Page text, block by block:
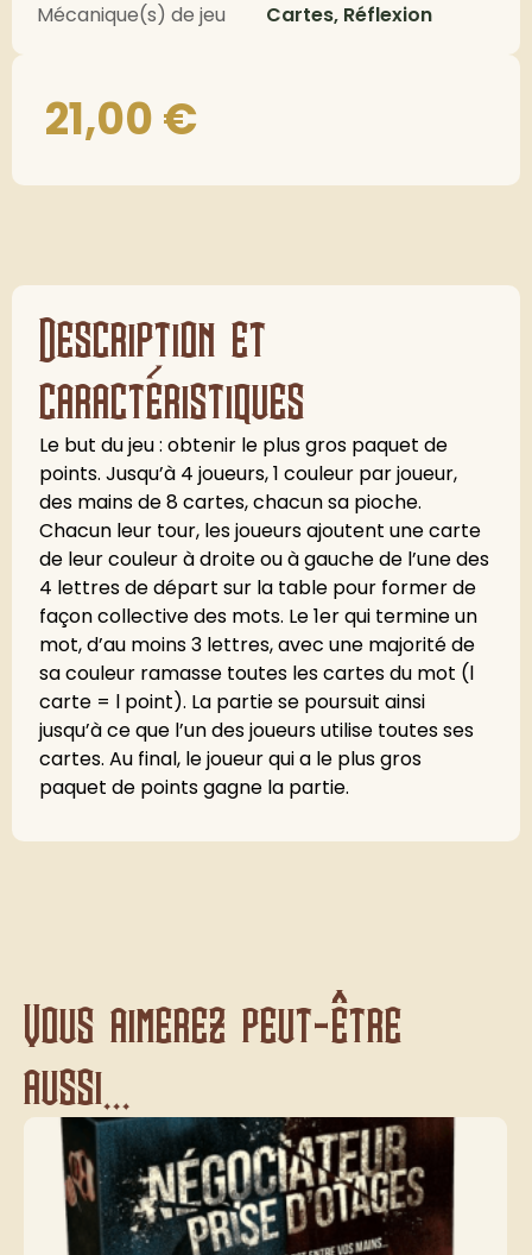
Mécanique(s) de jeu Cartes, Réflexion
21,00€
Description et
caractéristiques
Le but du jeu : obtenir le plus gros paquet de
points. Jusqu’à 4 joueurs, 1 couleur par joueur,
des mains de 8 cartes, chacun sa pioche.
Chacun leur tour, les joueurs ajoutent une carte
de leur couleur à droite ou à gauche de l’une des
4 lettres de départ sur la table pour former de
façon collective des mots. Le 1er qui termine un
mot, d’au moins 3 lettres, avec une majorité de
sa couleur ramasse toutes les cartes du mot (l
carte = l point). La partie se poursuit ainsi
jusqu’à ce que l’un des joueurs utilise toutes ses
cartes. Au final, le joueur qui a le plus gros
paquet de points gagne la partie.
Vous aimerez peut-être
aussi...